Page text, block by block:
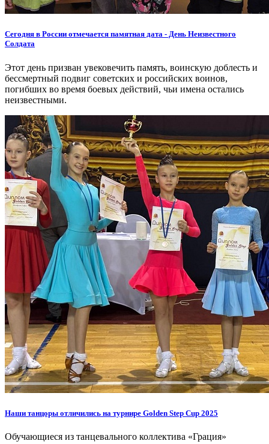
Сегодня в России отмечается памятная дата - День Неизвестного
Солдата
Этот день призван увековечить память, воинскую доблесть и
бессмертный подвиг советских и российских воинов,
погибших во время боевых действий, чьи имена остались
неизвестными.
Наши танцоры отличились на турнире Golden Step Cup 2025
Обучающиеся из танцевального коллектива «Грация»